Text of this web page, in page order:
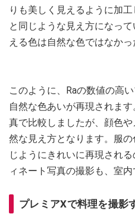
りも美しく見えるように加
と同じような見え方になっ
える色は自然な色ではなかっ
このように、Raの数値の高
自然な色あいが再現されま
真で比較しましたが、顔色
然な見え方となります。服
じようにきれいに再現され
ィネート写真の撮影も、室内
プレミアXで料理を撮影